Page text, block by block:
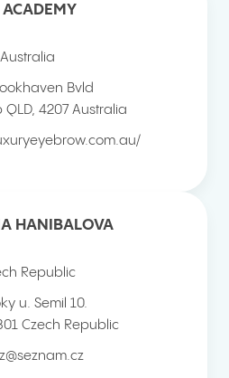
ACADEMY
Australia
Bvld
QLD, 4207 Australia
HANIBALOVA
Republic
u. Semil 10.
Czech Republic